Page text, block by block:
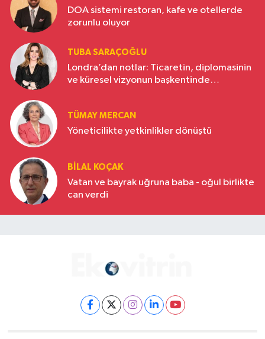
DOA sistemi restoran, kafe ve otellerde
zorunlu oluyor
TUBA SARAÇOĞLU
Londra’dan notlar: Ticaretin, diplomasinin
ve küresel vizyonun başkentinde
TÜMAY MERCAN
Yöneticilikte yetkinlikler dönüştü
BILAL KOÇAK
Vatan ve bayrak uğruna baba - oğul birlikte
can verdi